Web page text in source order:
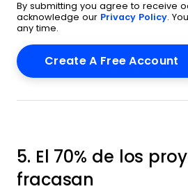
By submitting you agree to receive
acknowledge our Privacy Policy.
any time.
5. El 70% de los
fracasan